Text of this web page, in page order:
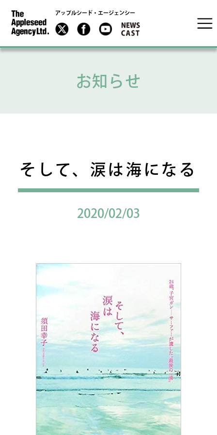
アップルシード・エージェンシー
お知らせ
そして、涙は海になる
2020/02/03